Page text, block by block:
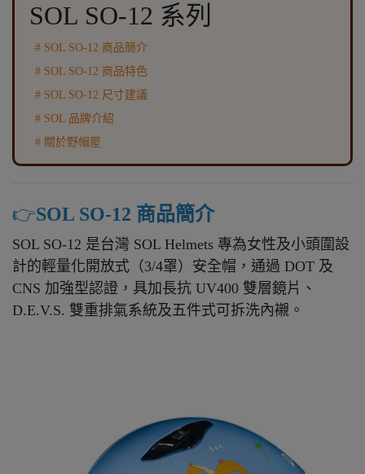
SOL SO-12 系列
# SOL SO-12 商品簡介
# SOL SO-12 商品特色
# SOL SO-12 尺寸建議
# SOL 品牌介紹
# 關於野帽屋
👉️SOL SO-12 商品簡介
SOL SO-12 是台灣 SOL Helmets 專為女性及小頭圍設
計的輕量化開放式（3/4罩）安全帽，通過 DOT 及
CNS 加強型認證，具加長抗 UV400 雙層鏡片、
D.E.V.S. 雙重排氣系統及五件式可拆洗內襯。